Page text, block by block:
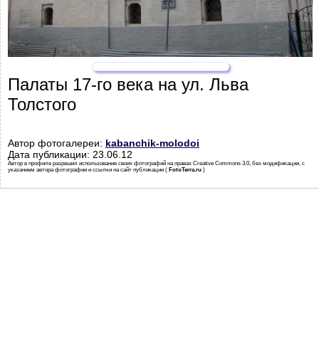
Палаты 17-го века на ул. Льва
Толстого
Автор фотогалереи: kabanchik-molodoi
Дата публикации: 23.06.12
Автор в профиле разрешил использование своих фотографий на правах Creative Commons 3.0, без модификации, с
указанием автора фотографии и ссылки на сайт публикации ( FotoTerra.ru )